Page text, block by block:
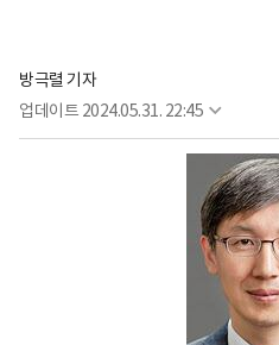
방극렬 기자
업데이트 2024.05.31. 22:45